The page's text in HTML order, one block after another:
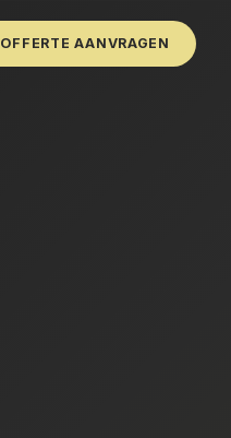
OFFERTE AANVRAGEN